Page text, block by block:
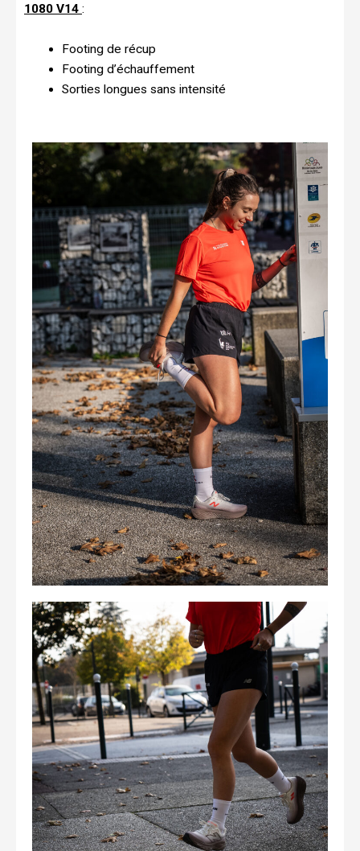
1080 V14 :
Footing de récup
Footing d’échauffement
Sorties longues sans intensité